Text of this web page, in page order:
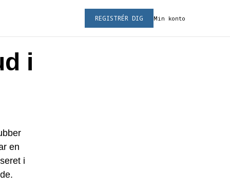
Min konto
REGISTRÉR DIG
i
en
i